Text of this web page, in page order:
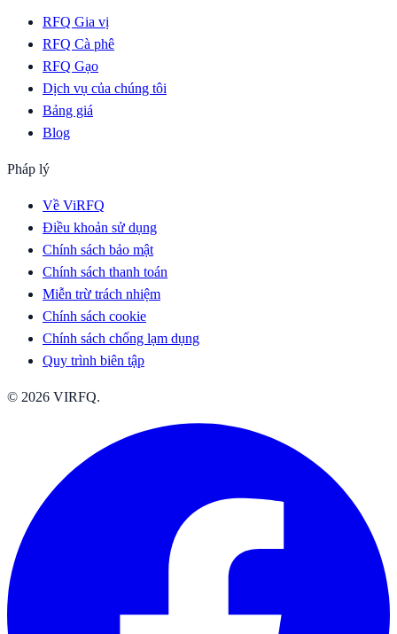
RFQ Gia vị
RFQ Cà phê
RFQ Gạo
Dịch vụ của chúng tôi
Bảng giá
Blog
Pháp lý
Về ViRFQ
Điều khoản sử dụng
Chính sách bảo mật
Chính sách thanh toán
Miễn trừ trách nhiệm
Chính sách cookie
Chính sách chống lạm dụng
Quy trình biên tập
© 2026 VIRFQ.